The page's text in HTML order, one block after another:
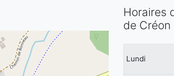
Horaires
de Créon
Lundi